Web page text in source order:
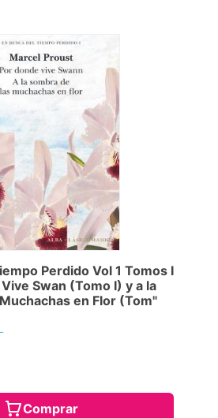
Perdido Vol 1 Tomos I
Swan (Tomo I) y a la
en Flor (Tom"
Comprar